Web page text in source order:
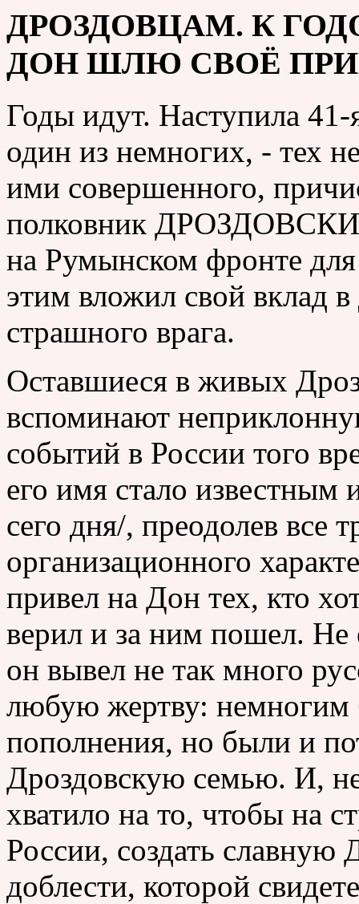
ДРОЗДОВЦАМ. К
ДОН ШЛЮ СВОЁ
Годы идут. Наступила 41-
один из немногих, - тех
ими совершенного,
полковник
на Румынском фронте
этим вложил свой вклад
страшного врага.
Оставшиеся в живых
вспоминают
событий в России того
его имя стало
сего дня/, преодолев все
организационного
привел на Дон тех, кто
верил и за ним пошел. Не
он вывел не так много
любую жертву: немногим
пополнения, но были и
Дроздовскую семью. И,
хватило на то, чтобы на
России, создать
доблести, которой